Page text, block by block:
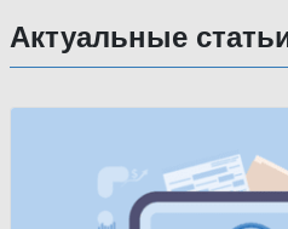
Актуальные